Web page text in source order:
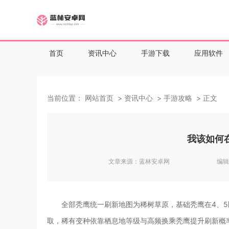
首页 资讯中心 手游下载 应用软件
当前位置： 网站首页 资讯中心 手游攻略 正文
我该如何
文章来源： 蓝林安卓网 编
全部秃鹰统一刷新地图为稀树草原，基础秃鹰在4
取，稀有变种依靠栖息地等级与高频换乘秃鹰提升刷新